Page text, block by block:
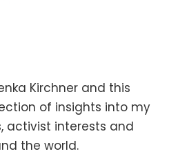
Kirchner and this
of insights into my
activist interests and
the world.